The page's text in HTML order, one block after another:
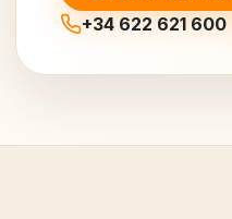
+34 622 621 600